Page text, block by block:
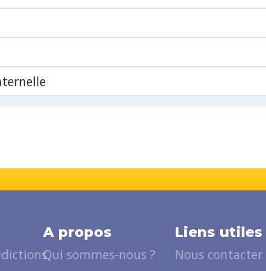
A propos
Qui sommes-nous ?
Liens utiles
Nous contacter